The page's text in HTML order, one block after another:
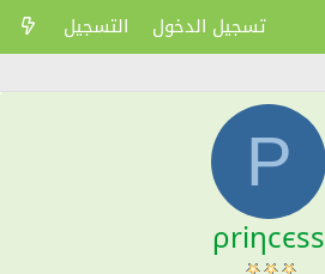
تسجيل الدخول التسجيل
Ρ
ρriηсєѕѕ